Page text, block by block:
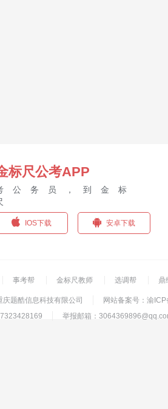
标尺公考APP
公务员，到金标
IOS下载 安卓下载
事考帮 金标尺教师 选调帮 鼎
题酷信息科技有限公司
网站备案号：渝
举报邮箱：